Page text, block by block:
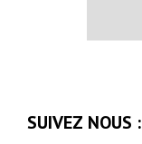
SUIVEZ NOUS :